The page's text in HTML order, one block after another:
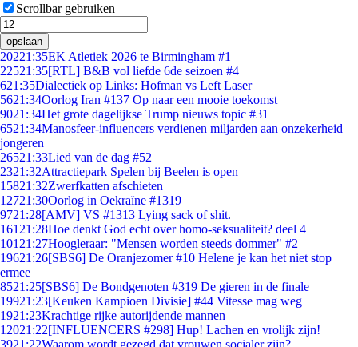
Scrollbar gebruiken
opslaan
20221:35EK Atletiek 2026 te Birmingham #1
22521:35[RTL] B&B vol liefde 6de seizoen #4
621:35Dialectiek op Links: Hofman vs Left Laser
5621:34Oorlog Iran #137 Op naar een mooie toekomst
9021:34Het grote dagelijkse Trump nieuws topic #31
6521:34Manosfeer-influencers verdienen miljarden aan onzekerheid
jongeren
26521:33Lied van de dag #52
2321:32Attractiepark Spelen bij Beelen is open
15821:32Zwerfkatten afschieten
12721:30Oorlog in Oekraïne #1319
9721:28[AMV] VS #1313 Lying sack of shit.
161 21:28Hoe denkt God echt over homo-seksualiteit? deel 4
101 21:27Hoogleraar: "Mensen worden steeds dommer" #2
19621:26[SBS6] De Oranjezomer #10 Helene je kan het niet stop
ermee
8521:25[SBS6] De Bondgenoten #319 De gieren in de finale
19921:23[Keuken Kampioen Divisie] #44 Vitesse mag weg
1921:23Krachtige rijke autorijdende mannen
12021:22[INFLUENCERS #298] Hup! Lachen en vrolijk zijn!
3921:22Waarom wordt gezegd dat vrouwen socialer zijn?